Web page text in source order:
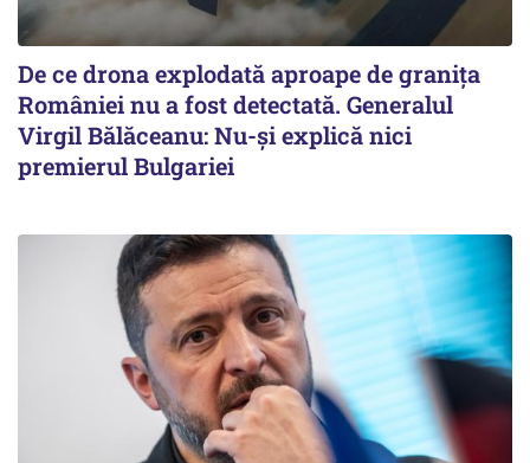
De ce drona explodată aproape de granița
României nu a fost detectată. Generalul
Virgil Bălăceanu: Nu-și explică nici
premierul Bulgariei